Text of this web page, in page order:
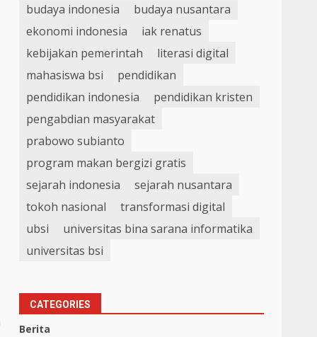
budaya indonesia
budaya nusantara
ekonomi indonesia
iak renatus
kebijakan pemerintah
literasi digital
mahasiswa bsi
pendidikan
pendidikan indonesia
pendidikan kristen
pengabdian masyarakat
prabowo subianto
program makan bergizi gratis
sejarah indonesia
sejarah nusantara
tokoh nasional
transformasi digital
ubsi
universitas bina sarana informatika
universitas bsi
CATEGORIES
Berita